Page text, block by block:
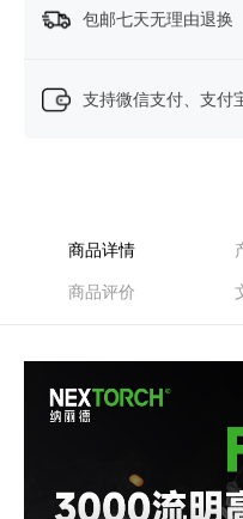
包邮七天无理由退换
支持微信支付、支付
商品详情
商品评价